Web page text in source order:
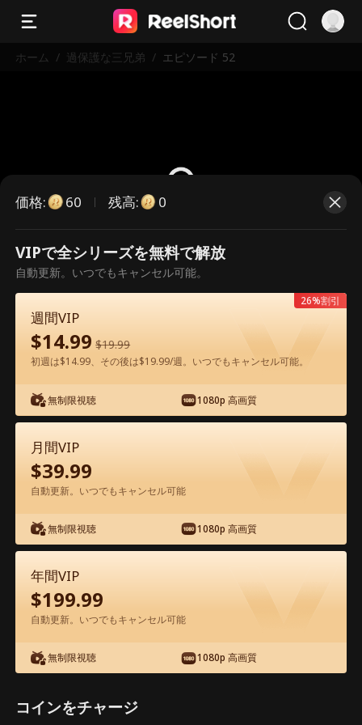
ホーム / 過保護な三兄弟 / エピソード 52
こちらは有料のエピソードです。視
聴いただくには解放が必要です。
アプリ内で無料視聴可能
エピソード52 - 過保護な三兄弟 映画フル
0-49 50-71 全エピソード
価格: 60 残高: 0
VIPで全シリーズを無料で解放
自動更新。いつでもキャンセル可能。
週間VIP
$14.99 $19.99
初週は$14.99、その後は$19.99/週。いつでもキャンセル可能。
無制限視聴 1080p 高画質
26%割引
月間VIP
$39.99
自動更新。いつでもキャンセル可能
無制限視聴 1080p 高画質
年間VIP
$199.99
自動更新。いつでもキャンセル可能
無制限視聴 1080p 高画質
コインをチャージ